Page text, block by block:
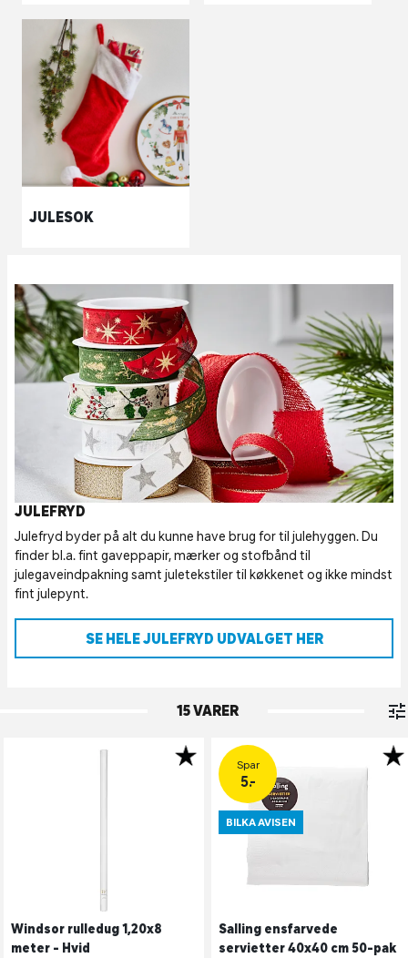
JULESOK
JULEFRYD
Julefryd byder på alt du kunne have brug for til julehyggen. Du
finder bl.a. fint gaveppapir, mærker og stofbånd til
julegaveindpakning samt juletekstiler til køkkenet og ikke mindst
fint julepynt.
SE HELE JULEFRYD UDVALGET HER
15 VARER
Windsor rulledug 1,20x8
meter - Hvid
Spar
5.-
BILKA AVISEN
Salling ensfarvede
servietter 40x40 cm 50-pak